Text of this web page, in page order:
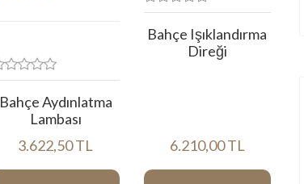
Bahçe Aydınlatma
Lambası
3.622,50 TL
Bahçe Işıklandırma
Direği
6.210,00 TL